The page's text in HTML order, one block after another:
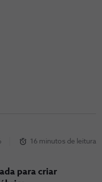
16 minutos de leitura
para criar